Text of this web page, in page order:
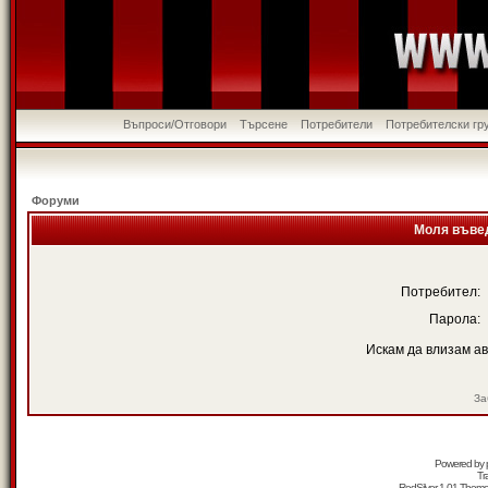
Въпроси/Отговори Търсене Потребители Потребителски
Форуми
Моля
Потребител:
Парола:
Искам да влизам
Powered by